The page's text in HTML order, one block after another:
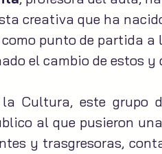
creativa que ha
punto de partida a
el cambio de estos y
la Cultura, este grupo
al que pusieron
y trasgresoras,